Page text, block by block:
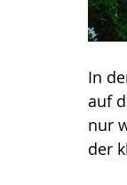
In
auf
nur
der